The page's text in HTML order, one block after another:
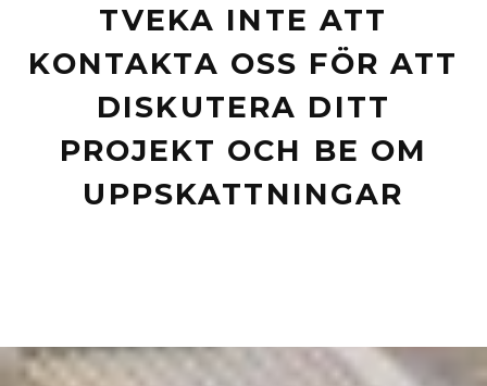
TVEKA INTE ATT
KONTAKTA OSS FÖR ATT
DISKUTERA DITT
PROJEKT OCH BE OM
UPPSKATTNINGAR